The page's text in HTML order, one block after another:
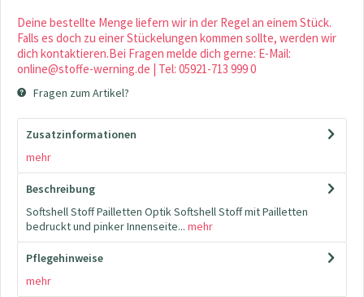
Deine bestellte Menge liefern wir in der Regel an einem Stück.
Falls es doch zu einer Stückelungen kommen sollte, werden wir
dich kontaktieren.Bei Fragen melde dich gerne: E-Mail:
online@stoffe-werning.de | Tel: 05921-713 999 0
Fragen zum Artikel?
Zusatzinformationen
mehr
Beschreibung
Softshell Stoff Pailletten Optik Softshell Stoff mit Pailletten
bedruckt und pinker Innenseite... mehr
Pflegehinweise
mehr